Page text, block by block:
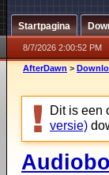
Startpagina
8/7/2026 2:00:52 PM
AfterDawn >
Dit is een
versie)